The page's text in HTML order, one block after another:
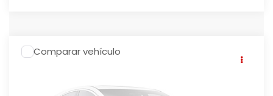
2026Honda CRVCR-V SPORT TOURING
Comparar vehículo